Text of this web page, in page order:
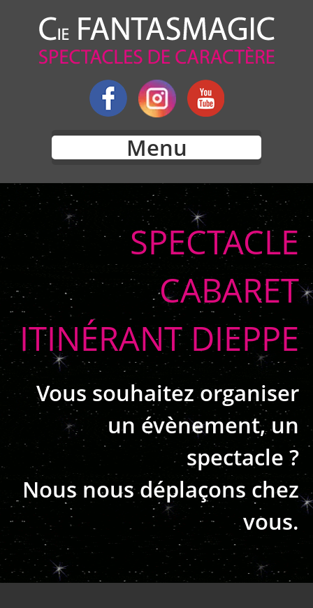
Menu
SPECTACLE
CABARET
ITINÉRANT DIEPPE
Vous souhaitez organiser
un évènement, un
spectacle ?
Nous nous déplaçons chez
vous.